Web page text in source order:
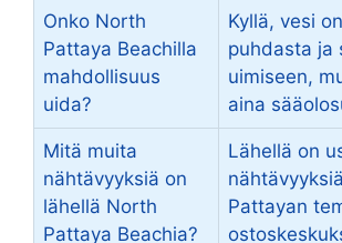
Onko North
Pattaya Beachilla
mahdollisuus
uida?
Kyllä, vesi
puhdasta ja
uimiseen,
aina
Mitä muita
nähtävyyksiä on
lähellä North
Pattaya Beachia?
Lähellä on
Pattayan